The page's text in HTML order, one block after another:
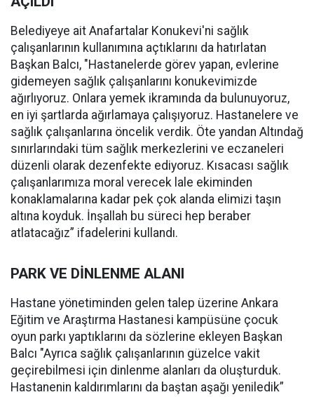
Belediyeye ait Anafartalar Konukevi'ni sağlık
çalışanlarının kullanımına açtıklarını da hatırlatan
Başkan Balcı, "Hastanelerde görev yapan, evlerine
gidemeyen sağlık çalışanlarını konukevimizde
ağırlıyoruz. Onlara yemek ikramında da bulunuyoruz,
en iyi şartlarda ağırlamaya çalışıyoruz. Hastanelere ve
sağlık çalışanlarına öncelik verdik. Öte yandan Altındağ
sınırlarındaki tüm sağlık merkezlerini ve eczaneleri
düzenli olarak dezenfekte ediyoruz. Kısacası sağlık
çalışanlarımıza moral verecek lale ekiminden
konaklamalarına kadar pek çok alanda elimizi taşın
altına koyduk. İnşallah bu süreci hep beraber
atlatacağız” ifadelerini kullandı.
PARK VE DİNLENME ALANI
Hastane yönetiminden gelen talep üzerine Ankara
Eğitim ve Araştırma Hastanesi kampüsüne çocuk
oyun parkı yaptıklarını da sözlerine ekleyen Başkan
Balcı "Ayrıca sağlık çalışanlarının güzelce vakit
geçirebilmesi için dinlenme alanları da oluşturduk.
Hastanenin kaldırımlarını da baştan aşağı yeniledik”